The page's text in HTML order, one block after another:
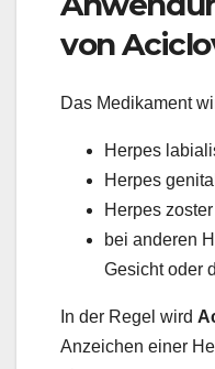
von
Das Medikament
Herpes
Herpes
Herpes
bei anderen
Gesicht oder
In der Regel wird
Anzeichen einer